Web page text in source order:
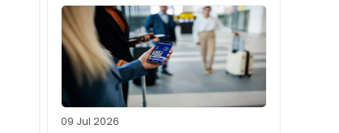
09 Jul 2026